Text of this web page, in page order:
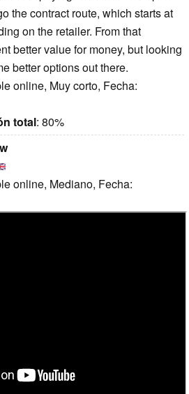
the contract route, which starts at
on the retailer. From that
better value for money, but looking
better options out there.
online, Muy corto, Fecha:
total: 80%
online, Mediano, Fecha: